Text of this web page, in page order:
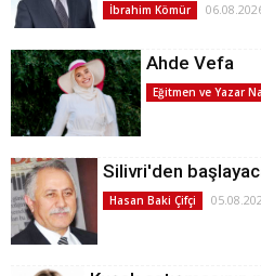
İbrahim Kömür
Ahde Vefa
Eğitmen ve Yazar
Silivri'den
Hasan Baki Çifçi